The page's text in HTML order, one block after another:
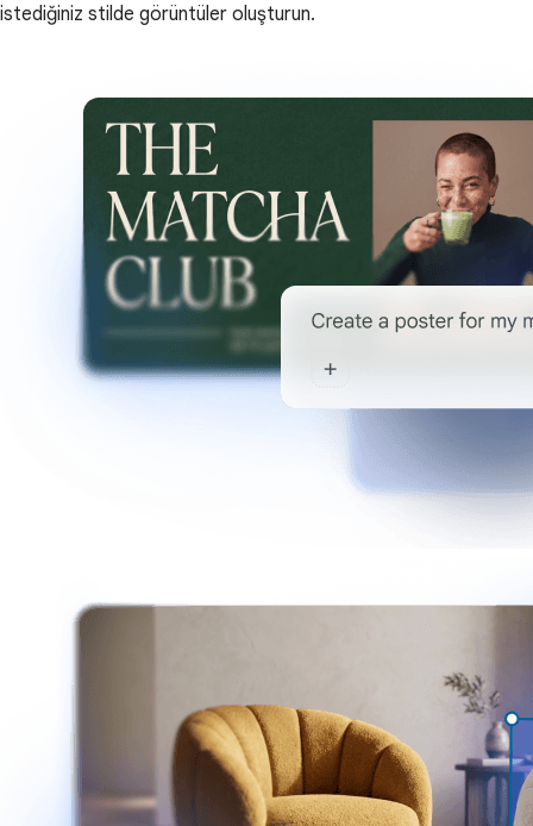
istediğiniz stilde görüntüler oluşturun.